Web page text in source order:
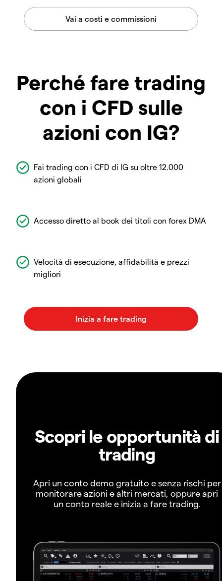
Perché fare trading
con i CFD sulle
azioni con IG?
Fai trading con i CFD di IG su oltre 12.000
azioni globali
Accesso diretto al book dei titoli con forex DMA
Velocità di esecuzione, affidabilità e prezzi
migliori
Scopri le opportunità di
trading
Apri un conto demo gratuito e senza rischi per
monitorare azioni e altri mercati, oppure apri
un conto reale e inizia a fare trading.